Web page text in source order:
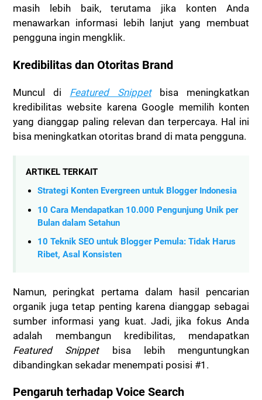
masih lebih baik, terutama jika konten Anda
menawarkan informasi lebih lanjut yang membuat
pengguna ingin mengklik.
Kredibilitas dan Otoritas Brand
Muncul di Featured Snippetbisa meningkatkan
kredibilitas website karena Google memilih konten
yang dianggap paling relevan dan terpercaya. Hal ini
bisa meningkatkan otoritas brand di mata pengguna.
ARTIKEL TERKAIT
Strategi Konten Evergreen untuk Blogger Indonesia
10 Cara Mendapatkan 10.000 Pengunjung Unik per
Bulan dalam Setahun
10 Teknik SEO untuk Blogger Pemula: Tidak Harus
Ribet, Asal Konsisten
Namun, peringkat pertama dalam hasil pencarian
organik juga tetap penting karena dianggap sebagai
sumber informasi yang kuat. Jadi, jika fokus Anda
adalah membangun kredibilitas, mendapatkan
Featured Snippetbisa lebih menguntungkan
dibandingkan sekadar menempati posisi #1.
Pengaruh terhadap Voice Search